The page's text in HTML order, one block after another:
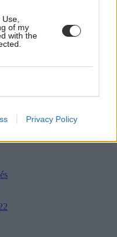
of my
with the
Privacy Policy